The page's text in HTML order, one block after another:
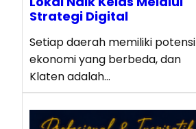
Strategi Digital
Setiap daerah memiliki potensi
ekonomi yang berbeda, dan
Klaten adalah…